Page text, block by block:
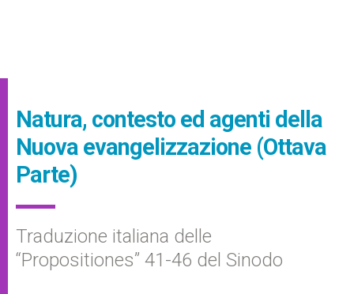
Natura, contesto ed agenti della
Nuova evangelizzazione (Ottava
Parte)
Traduzione italiana delle
“Propositiones” 41-46 del Sinodo